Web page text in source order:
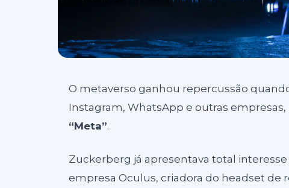
O metaverso ganhou repercussão
Instagram, WhatsApp e outras empresas,
“Meta”.
Zuckerberg já apresentava total
empresa Oculus, criadora do headset de